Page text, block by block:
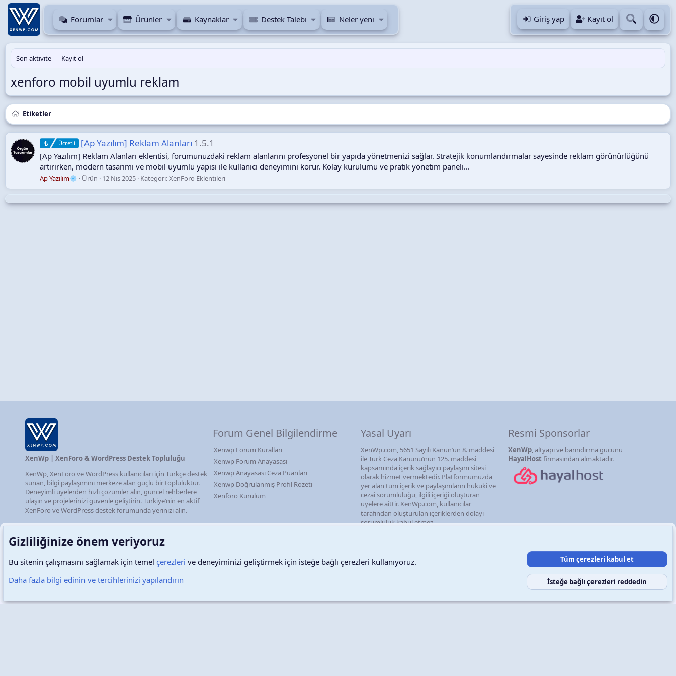
Forumlar Ürünler Kaynaklar Destek Talebi Neler yeni Giriş yap Kayıt ol
Son aktivite Kayıt ol
xenforo mobil uyumlu reklam
Etiketler
Ücretli [Ap Yazılım] Reklam Alanları 1.5.1
[Ap Yazılım] Reklam Alanları eklentisi, forumunuzdaki reklam alanlarını profesyonel bir yapıda yönetmenizi sağlar. Stratejik konumlandırmalar sayesinde reklam görünürlüğünü
artırırken, modern tasarımı ve mobil uyumlu yapısı ile kullanıcı deneyimini korur. Kolay kurulumu ve pratik yönetim paneli...
Ap Yazılım Ürün 12 Nis 2025 Kategori:XenForo Eklentileri
XenWp | XenForo & WordPress Destek Topluluğu
XenWp, XenForo ve WordPress kullanıcıları için Türkçe destek
sunan, bilgi paylaşımını merkeze alan güçlü bir topluluktur.
Deneyimli üyelerden hızlı çözümler alın, güncel rehberlere
ulaşın ve projelerinizi güvenle geliştirin. Türkiye’nin en aktif
XenForo ve WordPress destek forumunda yerinizi alın.
Forum Genel Bilgilendirme
Xenwp Forum Kuralları
Xenwp Forum Anayasası
Xenwp Anayasası Ceza Puanları
Xenwp Doğrulanmış Profil Rozeti
Xenforo Kurulum
Yasal Uyarı
XenWp.com, 5651 Sayılı Kanun’un 8. maddesi
ile Türk Ceza Kanunu’nun 125. maddesi
kapsamında içerik sağlayıcı paylaşım sitesi
olarak hizmet vermektedir. Platformumuzda
yer alan tüm içerik ve paylaşımların hukuki ve
cezai sorumluluğu, ilgili içeriği oluşturan
üyelere aittir. XenWp.com, kullanıcılar
tarafından oluşturulan içeriklerden dolayı
sorumluluk kabul etmez.
Resmi Sponsorlar
XenWp, altyapı ve barındırma gücünü
HayalHost firmasından almaktadır.
Türkçe (TR) Çerezler Destek talepleri Gizlilik politikası Yardım Ana sayfa
Gizliliğinize önem veriyoruz
Bu sitenin çalışmasını sağlamak için temel çerezleri ve deneyiminizi geliştirmek için isteğe bağlı çerezleri kullanıyoruz.
Daha fazla bilgi edinin ve tercihlerinizi yapılandırın
Tüm çerezleri kabul et
İsteğe bağlı çerezleri reddedin